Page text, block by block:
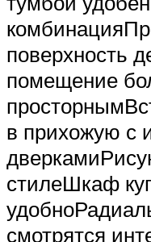
поверхность
помещение
в прихожую с
стилеШкаф
смотрятся